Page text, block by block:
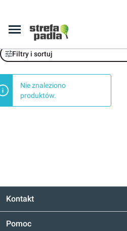
Tennis Zone
Filtry i sortuj
Nie znaleziono
produktów.
Kontakt
Pomoc